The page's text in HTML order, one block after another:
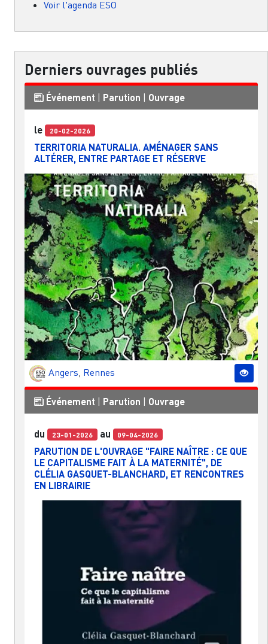
Voir l'agenda ESO
Derniers ouvrages publiés
Événement | Parution | Ouvrage
le 20-02-2026
TERRITORIA NATURALIA. AMÉNAGER SANS
ALTÉRER, ENTRE PARTAGE ET RÉSERVE
Angers, Rennes
Événement Parution Ouvrage
du 23-01-2026 au 09-04-2026
PARUTION DE L'OUVRAGE "FAIRE NAÎTRE : CE QUE
LE CAPITALISME FAIT À LA MATERNITÉ", DE
CLÉLIA GASQUET-BLANCHARD, ET RENCONTRES
EN LIBRAIRIE